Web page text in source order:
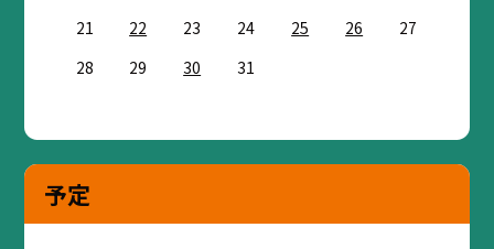
21
22 23 24 25 26
27
28
29 30 31
予定